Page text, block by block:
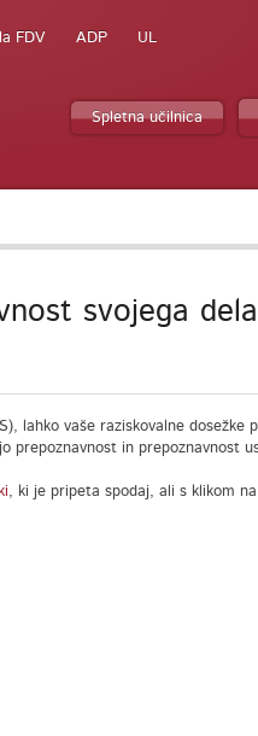
FDV ADP UL
Spletna učilnica
svojega
lahko vaše raziskovalne dosežke
prepoznavnost in prepoznavnost
, ki je pripeta spodaj, ali s klikom